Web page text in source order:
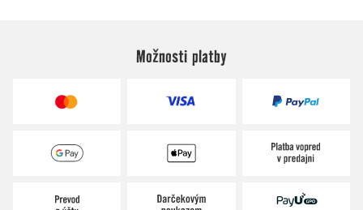
Možnosti platby